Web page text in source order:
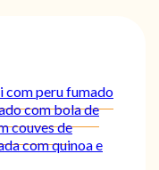
com peru fumado
com bola de
couves de
com quinoa e